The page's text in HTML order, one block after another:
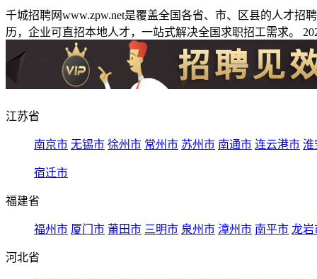
千城招聘网www.zpw.net是覆盖全国各省、市、区县的人才
历，企业可直招本地人才，一站式解决全国求职招工需求。
江苏省
南京市 无锡市 徐州市 常州市 苏州市 南通市 连云港市 淮
宿迁市
福建省
福州市 厦门市 莆田市 三明市 泉州市 漳州市 南平市 龙岩
河北省